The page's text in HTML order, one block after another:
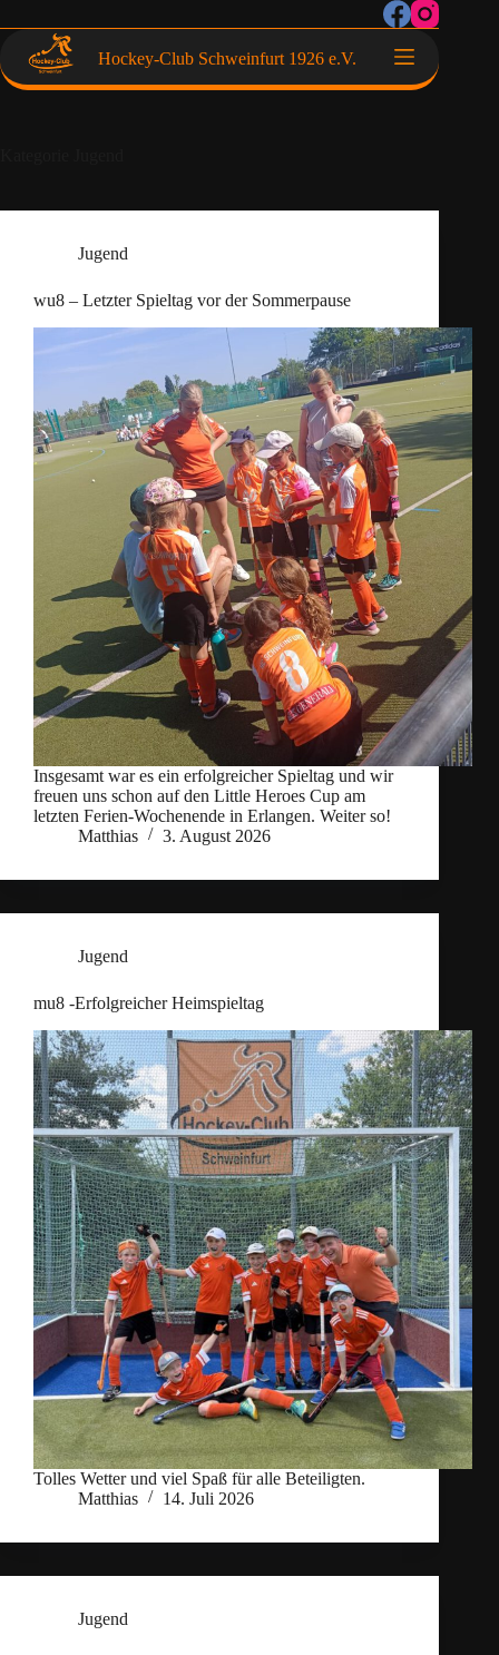
Hockey-Club Schweinfurt 1926 e.V.
Jugend
wu8 – Letzter Spieltag vor der Sommerpause
Insgesamt war es ein erfolgreicher Spieltag und wir
freuen uns schon auf den Little Heroes Cup am
letzten Ferien-Wochenende in Erlangen. Weiter so!
Matthias
3. August 2026
Jugend
mu8 -Erfolgreicher Heimspieltag
Tolles Wetter und viel Spaß für alle Beteiligten.
Matthias
14. Juli 2026
Jugend